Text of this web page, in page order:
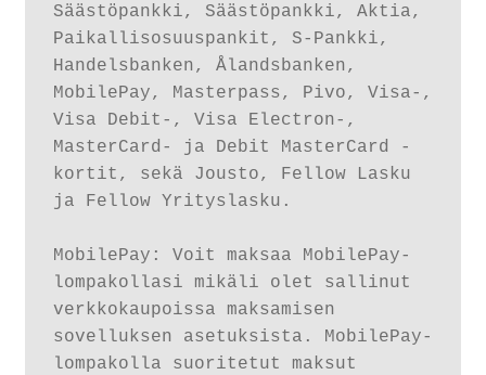
Säästöpankki, Säästöpankki, Aktia,
Paikallisosuuspankit, S-Pankki,
Handelsbanken, Ålandsbanken,
MobilePay, Masterpass, Pivo, Visa-,
Visa Debit-, Visa Electron-,
MasterCard- ja Debit MasterCard -
kortit, sekä Jousto, Fellow Lasku
ja Fellow Yrityslasku.
MobilePay: Voit maksaa MobilePay-
lompakollasi mikäli olet sallinut
verkkokaupoissa maksamisen
sovelluksen asetuksista. MobilePay-
lompakolla suoritetut maksut